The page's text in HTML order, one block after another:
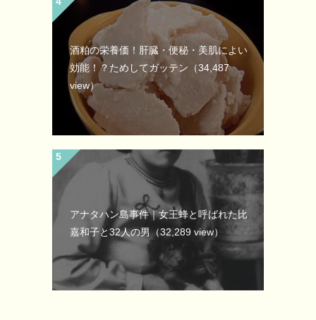
酒粕の栄養価！肝臓・便秘・美肌によい
効能！？ためしてガッテン （34,487
view）
アナタハン島事件｜女王蜂と呼ばれた比
嘉和子と32人の男（32,289 view）